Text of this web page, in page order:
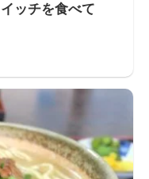
ッチを食べて